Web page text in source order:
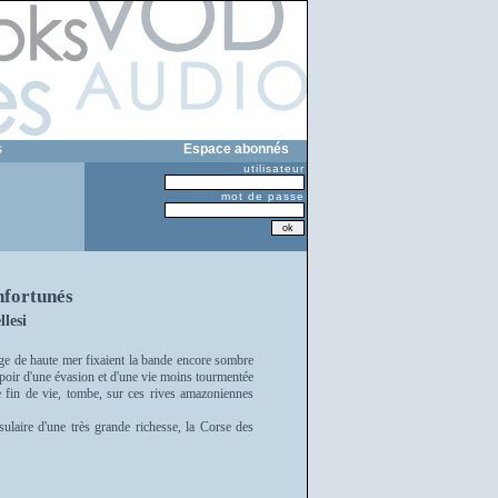
Espace abonnés
utilisateur
mot de passe
de haute mer fixaient la bande encore sombre
d'une évasion et d'une vie moins tourmentée
de vie, tombe, sur ces rives amazoniennes
d'une très grande richesse, la Corse des